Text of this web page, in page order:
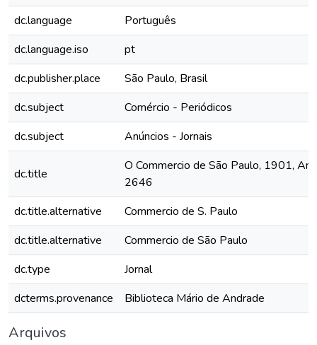
dc.language
Português
dc.language.iso
pt
dc.publisher.place
São Paulo, Brasil
dc.subject
Comércio - Periódicos
dc.subject
Anúncios - Jornais
dc.title
O Commercio de São Paulo, 1901,
2646
dc.title.alternative
Commercio de S. Paulo
dc.title.alternative
Commercio de São Paulo
dc.type
Jornal
dcterms.provenance
Biblioteca Mário de Andrade
Arquivos